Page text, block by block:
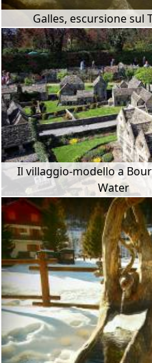
Galles, escursione sul
Il villaggio-modello a
Water